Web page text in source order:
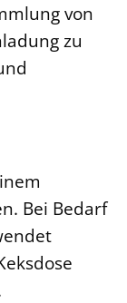
von
zu
Bei Bedarf